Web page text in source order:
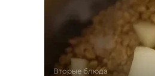
Вторые блюда